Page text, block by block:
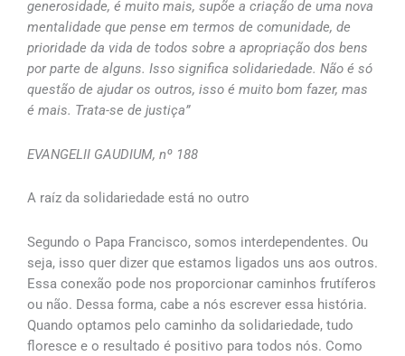
generosidade, é muito mais, supõe a criação de uma nova
mentalidade que pense em termos de comunidade, de
prioridade da vida de todos sobre a apropriação dos bens
por parte de alguns. Isso significa solidariedade. Não é só
questão de ajudar os outros, isso é muito bom fazer, mas
é mais. Trata-se de justiça”
EVANGELII GAUDIUM, nº 188
A raíz da solidariedade está no outro
Segundo o Papa Francisco, somos interdependentes. Ou
seja, isso quer dizer que estamos ligados uns aos outros.
Essa conexão pode nos proporcionar caminhos frutíferos
ou não. Dessa forma, cabe a nós escrever essa história.
Quando optamos pelo caminho da solidariedade, tudo
floresce e o resultado é positivo para todos nós. Como